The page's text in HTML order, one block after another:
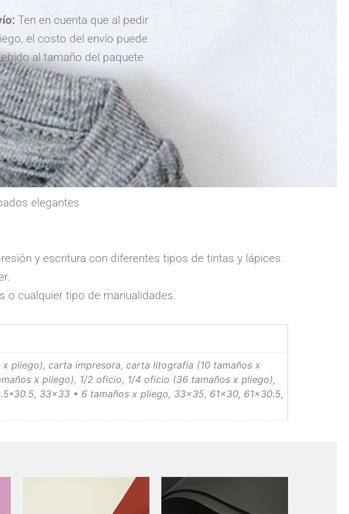
Ten en cuenta que al pedir
el costo del envío puede
al tamaño del paquete
elegantes
y escritura con diferentes tipos de tintas y lápices.
o cualquier tipo de manualidades.
pliego), carta impresora, carta litografia (10 tamaños x
x pliego), 1/2 oficio, 1/4 oficio (36 tamaños x pliego),
33×33 • 6 tamaños x pliego, 33×35, 61×30, 61×30.5,
Price
range:
producto